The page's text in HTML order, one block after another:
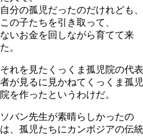
自分の孤児だったのだけれども、
この子たちを引き取って、
ないお金を回しながら育てて来
た。
それを見たくっくま孤児院の代表
者が見るに見かねてくっくま孤児
院を作ったというわけだ。
ソバン先生が素晴らしかったの
は、孤児たちにカンボジアの伝統